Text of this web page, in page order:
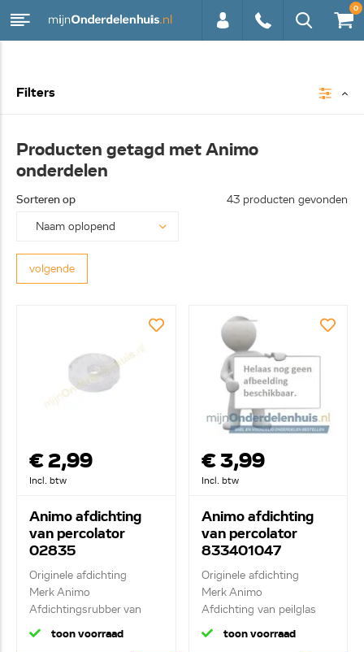
0
Filters
Producten getagd met Animo
onderdelen
Sorteren op 43 producten gevonden
volgende
€ 2,99
Incl. btw
Animo afdichting
van percolator
02835
Originele afdichting
Merk Animo
Afdichtingsrubber van
peil...
toon voorraad
€ 3,99
Incl. btw
Animo afdichting
van percolator
833401047
Originele afdichting
Merk Animo
Afdichting van peilglas
toon voorraad